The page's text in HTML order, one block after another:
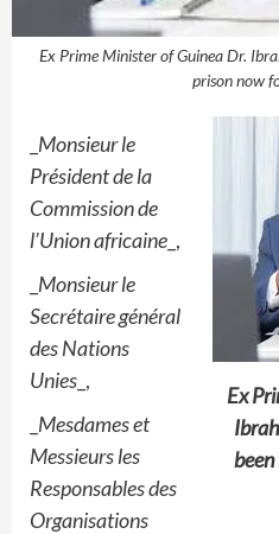
Ex Prime Minister of Guinea Dr.
prison now
Ex
Monsieur le
Président de la
Commission de
l’Union africaine _,
Monsieur le
Secrétaire général
des Nations
Unies _,
Mesdames et
Messieurs les
Responsables des
Organisations